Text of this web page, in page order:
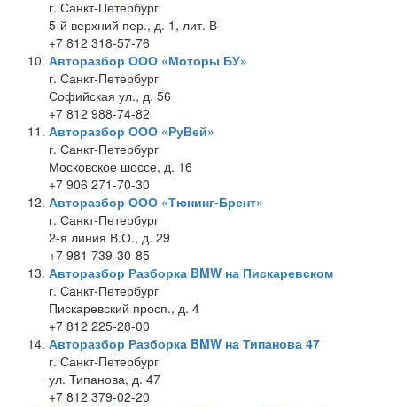
г. Санкт-Петербург
5-й верхний пер., д. 1, лит. В
+7 812 318-57-76
Авторазбор ООО «Моторы БУ»
г. Санкт-Петербург
Софийская ул., д. 56
+7 812 988-74-82
Авторазбор ООО «РуВей»
г. Санкт-Петербург
Московское шоссе, д. 16
+7 906 271-70-30
Авторазбор ООО «Тюнинг-Брент»
г. Санкт-Петербург
2-я линия В.О., д. 29
+7 981 739-30-85
Авторазбор Разборка BMW на Пискаревском
г. Санкт-Петербург
Пискаревский просп., д. 4
+7 812 225-28-00
Авторазбор Разборка BMW на Типанова 47
г. Санкт-Петербург
ул. Типанова, д. 47
+7 812 379-02-20